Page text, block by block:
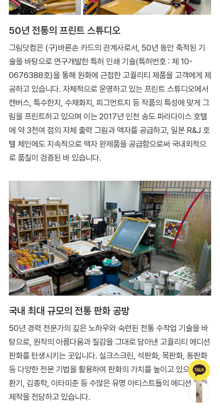
50년 전통의 프린트 스튜디오
그림닷컴은 (구)바른손 카드의 관계사로서, 50년 동안 축적된 기
술을 바탕으로 연구개발한 특허 인쇄 기술(특허번호 : 제 10-
0676388호)을 통해 원화에 근접한 고퀄리티 제품을 고객에게 제
공하고 있습니다. 자체적으로 운영하고 있는 프린트 스튜디오에서
캔버스, 특수한지, 수채화지, 피그먼트지 등 작품의 특성에 맞게 그
림을 프린트하고 있으며 이는 2017년 인천 송도 파라다이스 호텔
에 약 3천여 점의 자체 출력 그림과 액자를 공급하고, 일본 R&J 호
텔 체인에도 지속적으로 액자 완제품을 공급함으로써 국내외적으
로 품질이 검증된 바 있습니다.
국내 최대 규모의 전통 판화 공방
50년 경력 전문가의 깊은 노하우와 숙련된 전통 수작업 기술을 바
탕으로, 원작의 아름다움과 질감을 그대로 담아낸 고퀄리티 에디션
판화를 탄생시키는 곳입니다. 실크스크린, 석판화, 목판화, 동판화
등 다양한 전문 기법을 활용하여 판화의 가치를 높이고 있으며, 김
환기, 김종학, 이타미준 등 수많은 유명 아티스트들의 에디션 판화
제작을 전담하고 있습니다.